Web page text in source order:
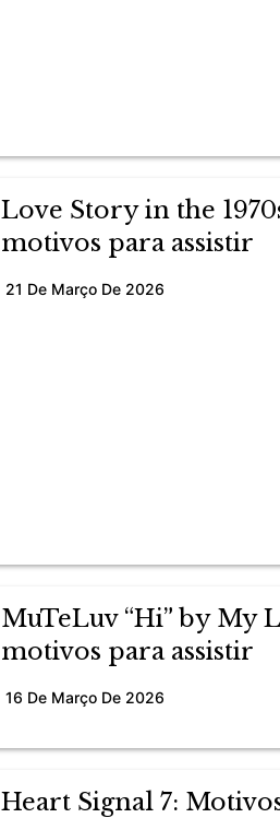
Love Story in the
motivos para assistir
21 De Março De 2026
MuTeLuv “Hi” by My
motivos para assistir
16 De Março De 2026
Heart Signal 7: